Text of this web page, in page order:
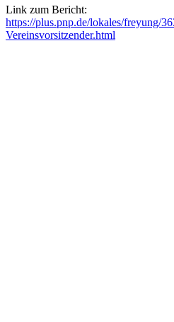
Link zum Bericht:
https://plus.pnp.de/lokales/freyung/
Vereinsvorsitzender.html